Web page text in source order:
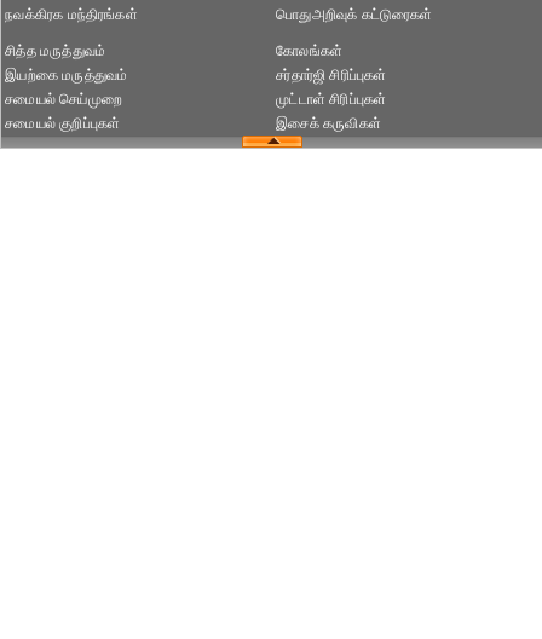
நவக்கிரக மந்திரங்கள்
பொதுஅறிவுக் கட்டுரைகள்
சித்த மருத்துவம்
இயற்கை மருத்துவம்
சமையல் செய்முறை
சமையல் குறிப்புகள்
கோலங்கள்
சர்தார்ஜி சிரிப்புகள்
முட்டாள் சிரிப்புகள்
இசைக் கருவிகள்